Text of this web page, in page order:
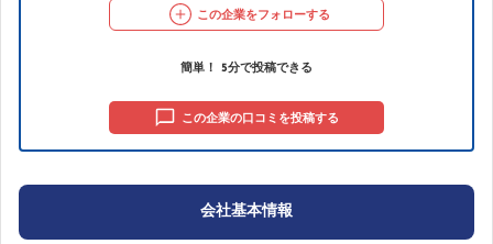
この企業をフォローする
簡単！ 5分で投稿できる
この企業の口コミを投稿する
会社基本情報